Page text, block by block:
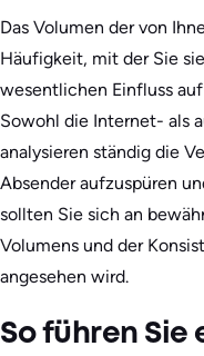
Das Volumen der von
Häufigkeit, mit der Sie
wesentlichen Einfluss
Sowohl die Internet- als
analysieren ständig die
Absender aufzuspüren
sollten Sie sich an
Volumens und der
angesehen wird.
So führen Sie